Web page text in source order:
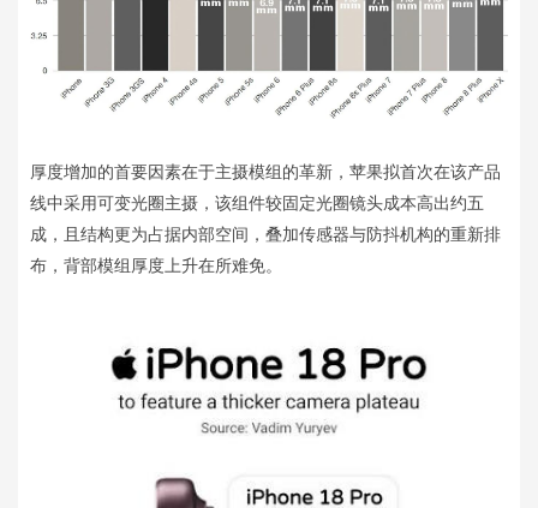
厚度增加的首要因素在于主摄模组的革新，苹果拟首次在该产品
线中采用可变光圈主摄，该组件较固定光圈镜头成本高出约五
成，且结构更为占据内部空间，叠加传感器与防抖机构的重新排
布，背部模组厚度上升在所难免。